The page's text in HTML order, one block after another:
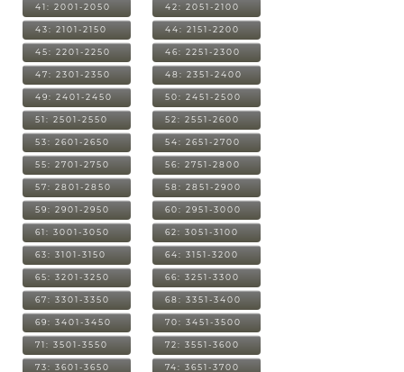
41: 2001-2050 42: 2051-2100
43: 2101-2150 44: 2151-2200
45: 2201-2250 46: 2251-2300
47: 2301-2350 48: 2351-2400
49: 2401-2450 50: 2451-2500
51: 2501-2550 52: 2551-2600
53: 2601-2650 54: 2651-2700
55: 2701-2750 56: 2751-2800
57: 2801-2850 58: 2851-2900
59: 2901-2950 60: 2951-3000
61: 3001-3050 62: 3051-3100
63: 3101-3150 64: 3151-3200
65: 3201-3250 66: 3251-3300
67: 3301-3350 68: 3351-3400
69: 3401-3450 70: 3451-3500
71: 3501-3550 72: 3551-3600
73: 3601-3650 74: 3651-3700